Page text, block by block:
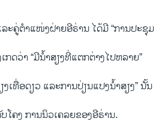
ະ​ຄູ່​ຕໍາ​ແໜ່ງ​ຝ່າຍ​ອີຣ່ານ ໄດ້​ມີ “ການ​ປະ​ຊຸມ
ດ​ວ່າ “ມີ​ນໍ້າ​ສຽງທີ່​ແຕກຕ່າງໄປຫລາຍ”
ເທື່ອ​ດຽວ ​ແລະ​ການ​ປ່ຽນ​ແປງ​ນໍ້າ​ສຽງ” ນັ້ນ
ຄງ ການ​ນິວ​ເຄລຍຂອງ​ອີຣ່ານ​.